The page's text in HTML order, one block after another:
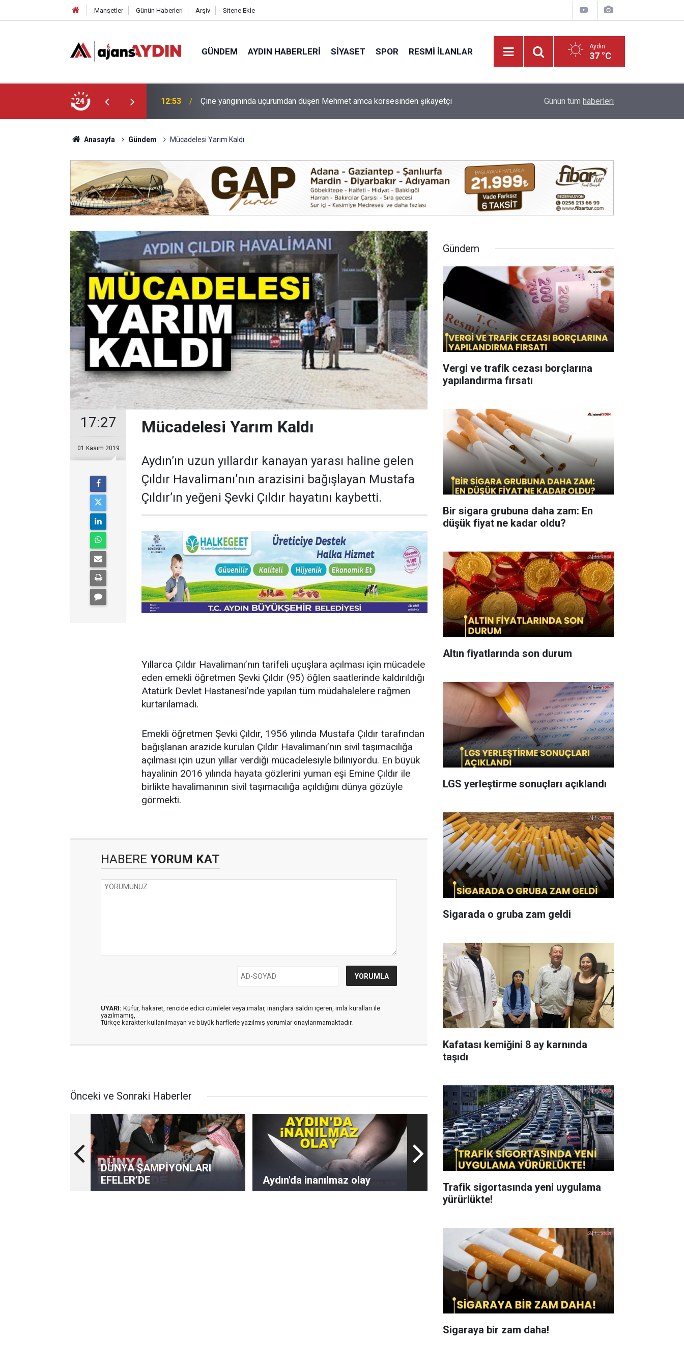
Manşetler Günün Haberleri Arşiv Sitene Ekle
GÜNDEM AYDIN HABERLERI SIYASET SPOR RESMI İLANLAR Aydın
37 °C
24
Mehmet amca korsesinden şikayetçi 12:44 Nazilli ilçe başkanı Naim Atmaca acil ameliyata alındı Aydın’da göletin dibinden 50 bin dolarlık bambi
Günün tüm haberleri
Anasayfa Gündem Mücadelesi Yarım Kaldı
17:27
01 Kasım 2019
Mücadelesi Yarım Kaldı
Aydın’ın uzun yıllardır kanayan yarası haline gelen
Çıldır Havalimanı’nın arazisini bağışlayan Mustafa
Çıldır’ın yeğeni Şevki Çıldır hayatını kaybetti.
Yıllarca Çıldır Havalimanı’nın tarifeli uçuşlara açılması için mücadele
eden emekli öğretmen Şevki Çıldır (95) öğlen saatlerinde kaldırıldığı
Atatürk Devlet Hastanesi’nde yapılan tüm müdahalelere rağmen
kurtarılamadı.
Emekli öğretmen Şevki Çıldır, 1956 yılında Mustafa Çıldır tarafından
bağışlanan arazide kurulan Çıldır Havalimanı’nın sivil taşımacılığa
açılması için uzun yıllar verdiği mücadelesiyle biliniyordu. En büyük
hayalinin 2016 yılında hayata gözlerini yuman eşi Emine Çıldır ile
birlikte havalimanının sivil taşımacılığa açıldığını dünya gözüyle
görmekti.
HABERE YORUM KAT
UYARI: Küfür, hakaret, rencide edici cümleler veya imalar, inançlara saldırı içeren, imla kuralları ile
yazılmamış,
Türkçe karakter kullanılmayan ve büyük harflerle yazılmış yorumlar onaylanmamaktadır.
Önceki ve Sonraki Haberler
DÜNYA ŞAMPİYONLARI
EFELER’DE
Aydın'da inanılmaz olay
Gündem
Vergi ve trafik cezası borçlarına
yapılandırma fırsatı
Bir sigara grubuna daha zam: En
düşük fiyat ne kadar oldu?
Altın fiyatlarında son durum
LGS yerleştirme sonuçları açıklandı
Sigarada o gruba zam geldi
Kafatası kemiğini 8 ay karnında
taşıdı
Trafik sigortasında yeni uygulama
yürürlükte!
Sigaraya bir zam daha!